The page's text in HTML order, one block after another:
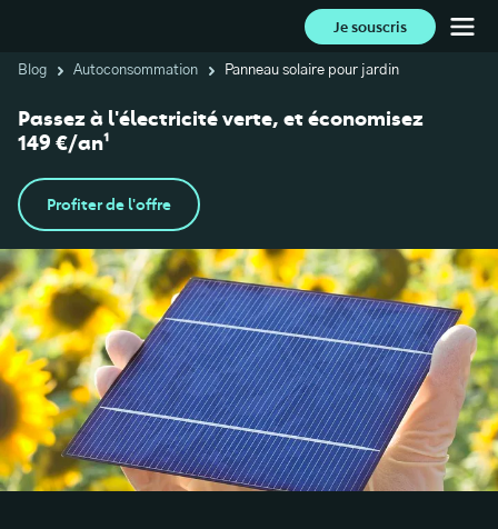
Je souscris
Blog Autoconsommation Panneau solaire pour jardin
Passez à l'électricité verte, et économisez
149 €/an¹
Profiter de l'offre